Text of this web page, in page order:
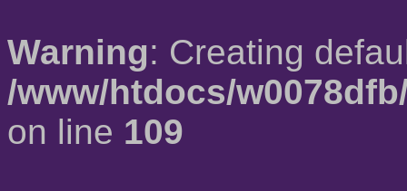
Warning: Creating
/www/htdocs/
on line 109